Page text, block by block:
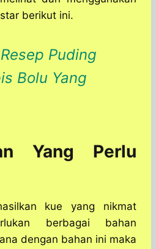
berikut ini.
Resep Puding
Bolu Yang
Yang Perlu
kue yang nikmat
berbagai bahan
dengan bahan ini maka